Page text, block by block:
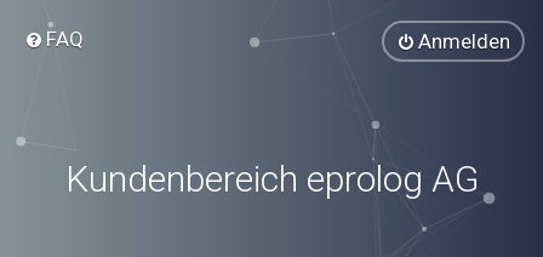
FAQ Anmelden
Kundenbereich eprolog AG